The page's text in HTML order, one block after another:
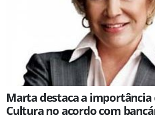
Marta destaca a importância
Cultura no acordo com